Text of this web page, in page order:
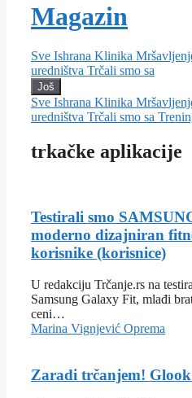
Magazin
Sve Ishrana Klinika
uredništva Trčali smo sa
Još
Sve Ishrana Klinika
uredništva Trčali smo sa
trkačke aplikacije
Testirali smo
moderno dizajniran
korisnike (korisnice)
U redakciju Trčanje.rs na
Samsung Galaxy Fit, mlađi
ceni…
Marina Vignjević Oprema
Zaradi trčanjem! Glook